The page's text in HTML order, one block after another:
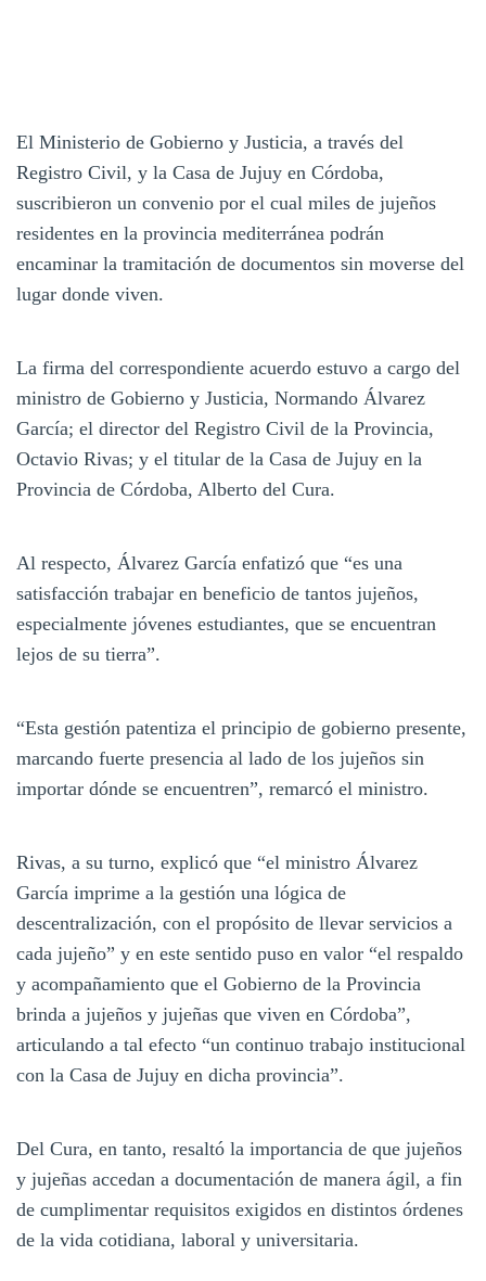
El Ministerio de Gobierno y Justicia, a través del
Registro Civil, y la Casa de Jujuy en Córdoba,
suscribieron un convenio por el cual miles de jujeños
residentes en la provincia mediterránea podrán
encaminar la tramitación de documentos sin moverse del
lugar donde viven.
La firma del correspondiente acuerdo estuvo a cargo del
ministro de Gobierno y Justicia, Normando Álvarez
García; el director del Registro Civil de la Provincia,
Octavio Rivas; y el titular de la Casa de Jujuy en la
Provincia de Córdoba, Alberto del Cura.
Al respecto, Álvarez García enfatizó que “es una
satisfacción trabajar en beneficio de tantos jujeños,
especialmente jóvenes estudiantes, que se encuentran
lejos de su tierra”.
“Esta gestión patentiza el principio de gobierno presente,
marcando fuerte presencia al lado de los jujeños sin
importar dónde se encuentren”, remarcó el ministro.
Rivas, a su turno, explicó que “el ministro Álvarez
García imprime a la gestión una lógica de
descentralización, con el propósito de llevar servicios a
cada jujeño” y en este sentido puso en valor “el respaldo
y acompañamiento que el Gobierno de la Provincia
brinda a jujeños y jujeñas que viven en Córdoba”,
articulando a tal efecto “un continuo trabajo institucional
con la Casa de Jujuy en dicha provincia”.
Del Cura, en tanto, resaltó la importancia de que jujeños
y jujeñas accedan a documentación de manera ágil, a fin
de cumplimentar requisitos exigidos en distintos órdenes
de la vida cotidiana, laboral y universitaria.